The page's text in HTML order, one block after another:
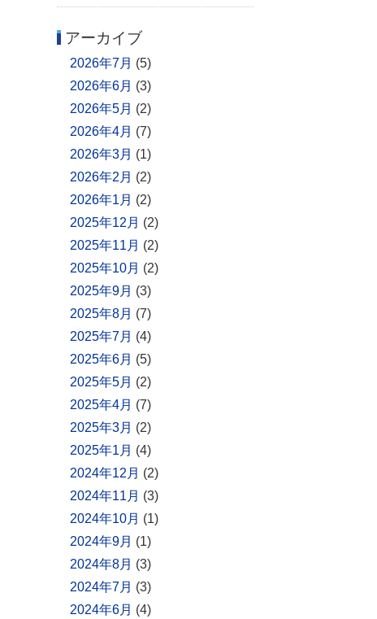
アーカイブ
2026年7月 (5)
2026年6月 (3)
2026年5月 (2)
2026年4月 (7)
2026年3月 (1)
2026年2月 (2)
2026年1月 (2)
2025年12月 (2)
2025年11月 (2)
2025年10月 (2)
2025年9月 (3)
2025年8月 (7)
2025年7月 (4)
2025年6月 (5)
2025年5月 (2)
2025年4月 (7)
2025年3月 (2)
2025年1月 (4)
2024年12月 (2)
2024年11月 (3)
2024年10月 (1)
2024年9月 (1)
2024年8月 (3)
2024年7月 (3)
2024年6月 (4)